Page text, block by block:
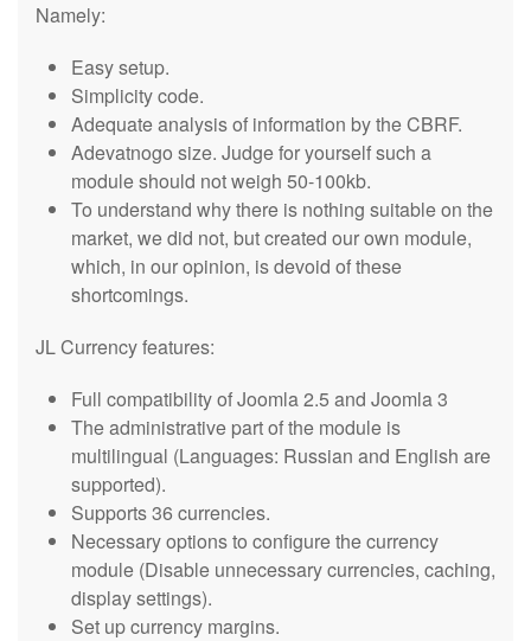
Namely:
Easy setup.
Simplicity code.
Adequate analysis of information by the CBRF.
Adevatnogo size. Judge for yourself such a
module should not weigh 50-100kb.
To understand why there is nothing suitable on the
market, we did not, but created our own module,
which, in our opinion, is devoid of these
shortcomings.
JL Currency features:
Full compatibility of Joomla 2.5 and Joomla 3
The administrative part of the module is
multilingual (Languages: Russian and English are
supported).
Supports 36 currencies.
Necessary options to configure the currency
module (Disable unnecessary currencies, caching,
display settings).
Set up currency margins.